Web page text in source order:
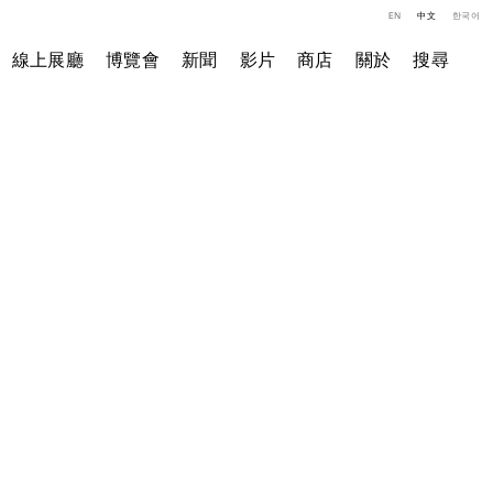
線上展廳 博覽會 新聞 影片 商店 關於 搜尋
EN 中文 한국어